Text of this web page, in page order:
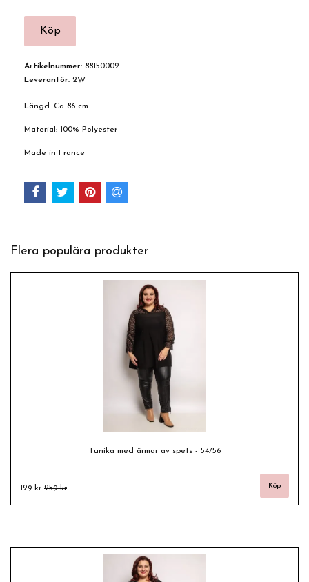
Artikelnummer: 88150002
Leverantör: 2W
Längd: Ca 86 cm
Material: 100% Polyester
Made in France
Flera populära produkter
Tunika med ärmar av spets - 54/56
129 kr 259 kr